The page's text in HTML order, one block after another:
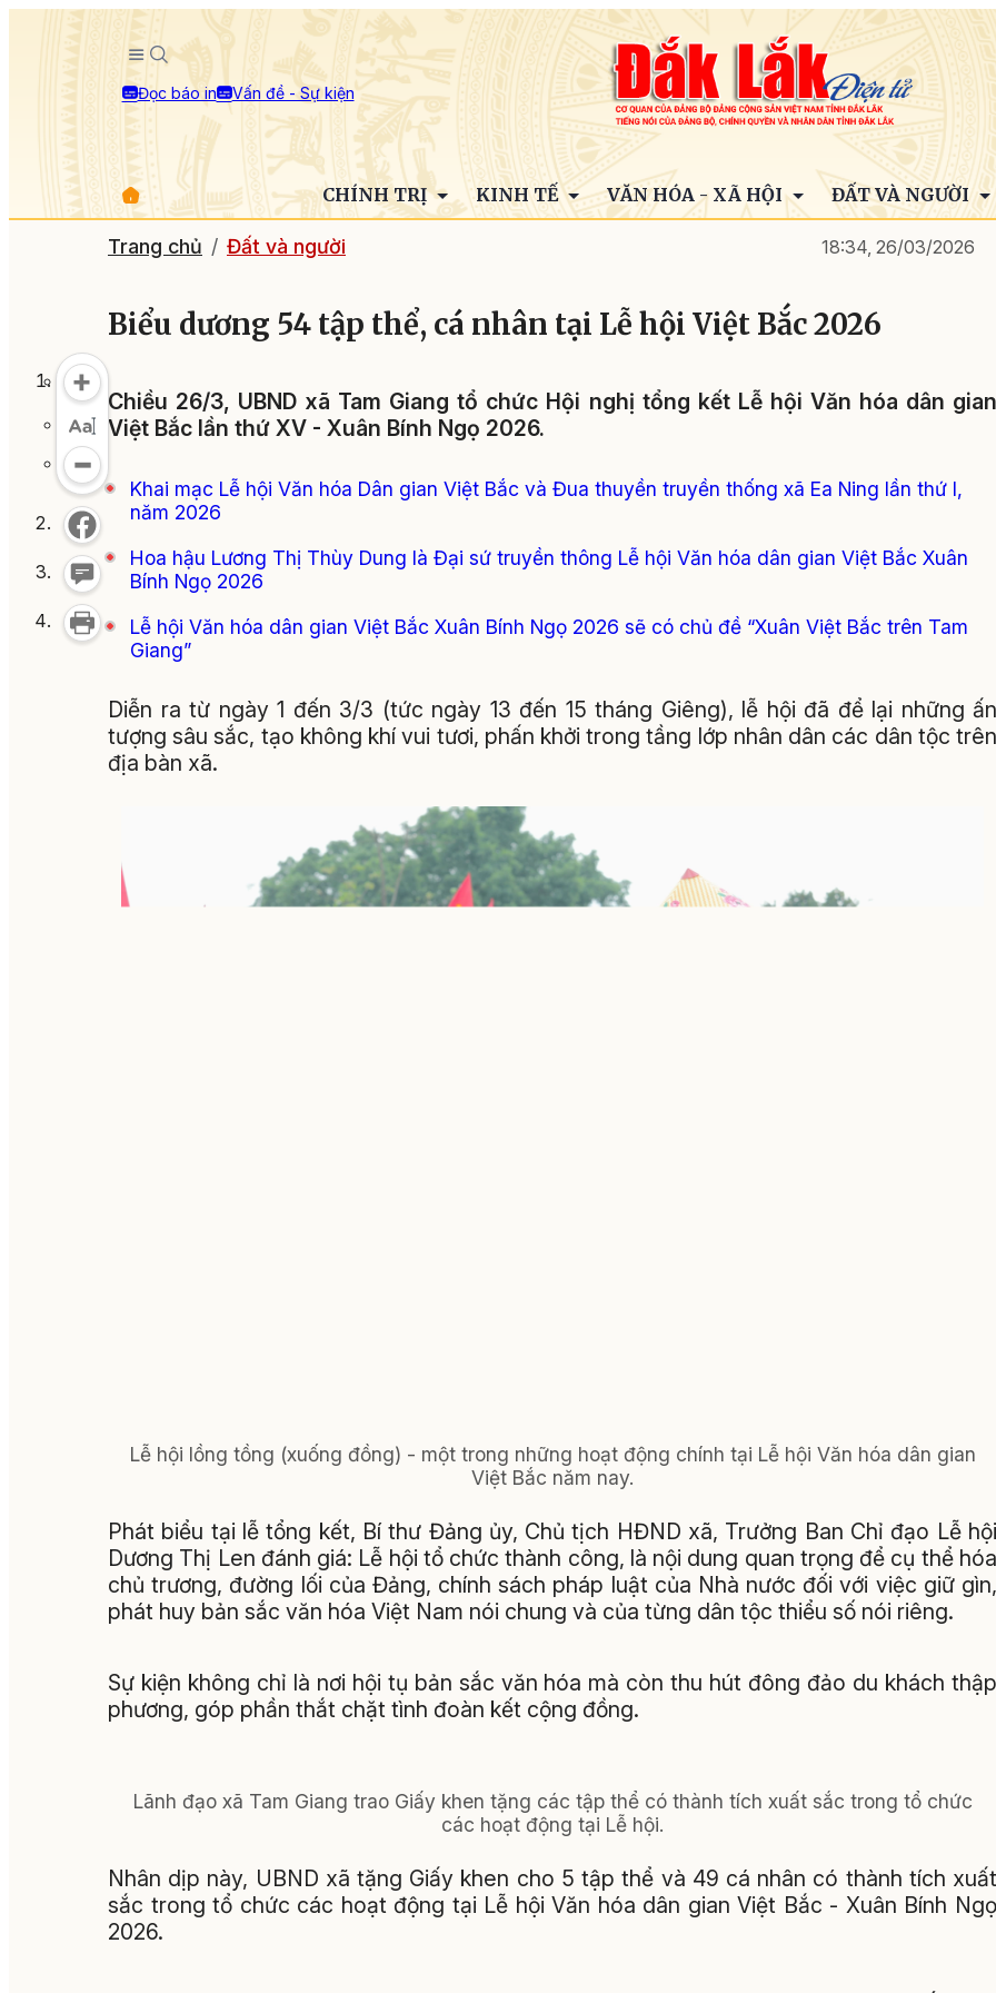
Đọc báo in Vấn đề - Sự kiện
CHÍNH TRỊ KINH TẾ VĂN HÓA - XÃ HỘI ĐẤT VÀ NGƯỜI
Trang chủ Đất và người 18:34, 26/03/2026
Biểu dương 54 tập thể, cá nhân tại Lễ hội Việt Bắc 2026
Chiều 26/3, UBND xã Tam Giang tổ chức Hội nghị tổng kết Lễ hội Văn hóa dân gian
Việt Bắc lần thứ XV - Xuân Bính Ngọ 2026.
Khai mạc Lễ hội Văn hóa Dân gian Việt Bắc và Đua thuyền truyền thống xã Ea Ning lần thứ I,
năm 2026
Hoa hậu Lương Thị Thùy Dung là Đại sứ truyền thông Lễ hội Văn hóa dân gian Việt Bắc Xuân
Bính Ngọ 2026
Lễ hội Văn hóa dân gian Việt Bắc Xuân Bính Ngọ 2026 sẽ có chủ đề “Xuân Việt Bắc trên Tam
Giang”
Diễn ra từ ngày 1 đến 3/3 (tức ngày 13 đến 15 tháng Giêng), lễ hội đã để lại những ấn
tượng sâu sắc, tạo không khí vui tươi, phấn khởi trong tầng lớp nhân dân các dân tộc trên
địa bàn xã.
Lễ hội lồng tồng (xuống đồng) - một trong những hoạt động chính tại Lễ hội Văn hóa dân gian
Việt Bắc năm nay.
Phát biểu tại lễ tổng kết, Bí thư Đảng ủy, Chủ tịch HĐND xã, Trưởng Ban Chỉ đạo Lễ hội
Dương Thị Len đánh giá: Lễ hội tổ chức thành công, là nội dung quan trọng để cụ thể hóa
chủ trương, đường lối của Đảng, chính sách pháp luật của Nhà nước đối với việc giữ gìn,
phát huy bản sắc văn hóa Việt Nam nói chung và của từng dân tộc thiểu số nói riêng.
Sự kiện không chỉ là nơi hội tụ bản sắc văn hóa mà còn thu hút đông đảo du khách thập
phương, góp phần thắt chặt tình đoàn kết cộng đồng.
Lãnh đạo xã Tam Giang trao Giấy khen tặng các tập thể có thành tích xuất sắc trong tổ chức
các hoạt động tại Lễ hội.
Nhân dịp này, UBND xã tặng Giấy khen cho 5 tập thể và 49 cá nhân có thành tích xuất
sắc trong tổ chức các hoạt động tại Lễ hội Văn hóa dân gian Việt Bắc - Xuân Bính Ngọ
2026.